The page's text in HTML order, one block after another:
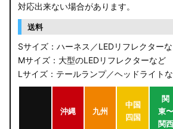
対応出来ない場合があります。
送料
Sサイズ：ハーネス／LEDリフレクター
Mサイズ：大型のLEDリフレクターなど
Lサイズ：テールランプ／ヘッドライト
沖縄 九州
中国
四国
関
東〜
関西